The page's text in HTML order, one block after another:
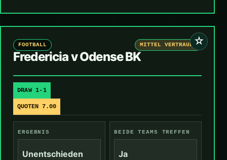
☆
FOOTBALL MITTEL VERTRAUEN
Fredericia v Odense BK
DRAW 1-1
QUOTEN 7.00
ERGEBNIS
Unentschieden
BEIDE TEAMS TREFFEN
Ja